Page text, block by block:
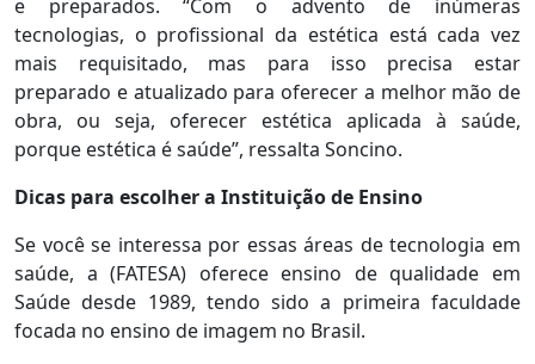
e preparados. “Com o advento de inúmeras
tecnologias, o profissional da estética está cada vez
mais requisitado, mas para isso precisa estar
preparado e atualizado para oferecer a melhor mão de
obra, ou seja, oferecer estética aplicada à saúde,
porque estética é saúde”, ressalta Soncino.
Dicas para escolher a Instituição de Ensino
Se você se interessa por essas áreas de tecnologia em
saúde, a (FATESA) oferece ensino de qualidade em
Saúde desde 1989, tendo sido a primeira faculdade
focada no ensino de imagem no Brasil.